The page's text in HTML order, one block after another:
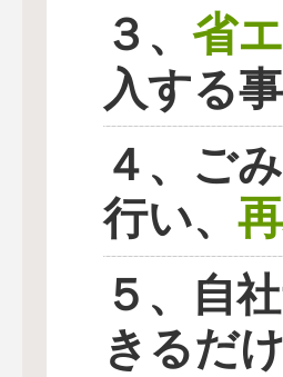
３、 省
入する
４、ご
行い、
５、自
きるだ